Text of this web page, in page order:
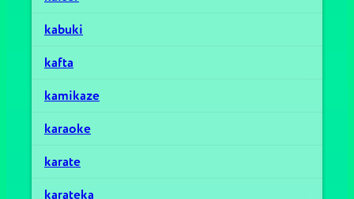
kabuki
kafta
kamikaze
karaoke
karate
karateka